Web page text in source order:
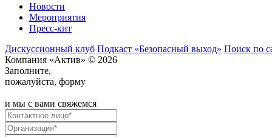
Новости
Мероприятия
Пресс-кит
Дискуссионный клуб Подкаст «Безопасный выход» Поиск по
Компания «Актив» © 2026
Заполните,
пожалуйста, форму
и мы с вами свяжемся